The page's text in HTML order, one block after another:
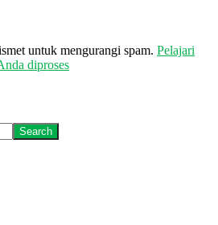
untuk mengurangi spam. Pelajari
diproses